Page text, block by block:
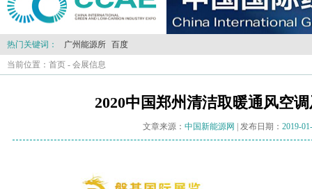
热门关键词： 广州能源所 百度
当前位置： 首页 - 会展信息
2020中国郑州清洁取暖通风空
文章来源： 中国新能源网 | 发布日期： 2019-